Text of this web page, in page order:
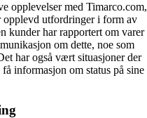
opplevelser med Timarco.com,
opplevd utfordringer i form av
kunder har rapportert om varer
om dette, noe som
har også vært situasjoner der
informasjon om status på sine